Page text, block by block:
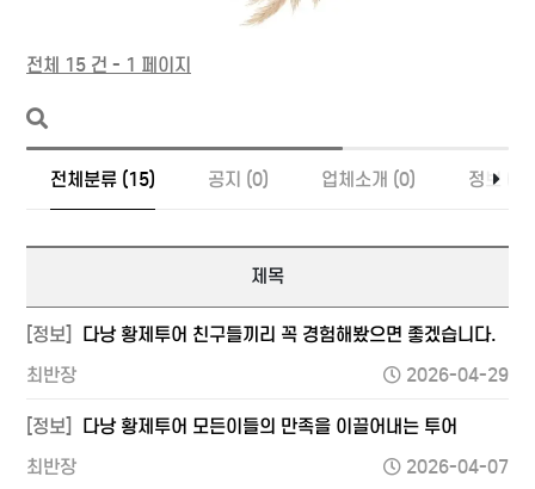
전체 15 건 - 1 페이지
전체분류 (15) 공지 (0) 업체소개 (0) 정보
제목
[정보]
다낭 황제투어 친구들끼리 꼭 경험해봤으면 좋겠습니다.
최반장
2026-04-29
[정보]
다낭 황제투어 모든이들의 만족을 이끌어내는 투어
최반장
2026-04-07